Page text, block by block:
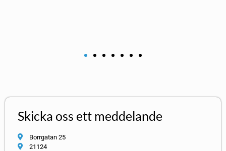
Skicka oss ett meddelande
Borrgatan 25
21124